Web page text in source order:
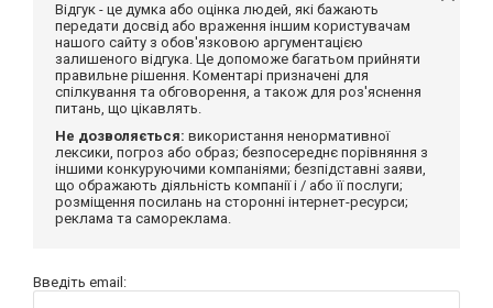
Відгук - це думка або оцінка людей, які бажають
передати досвід або враження іншим користувачам
нашого сайту з обов'язковою аргументацією
залишеного відгука. Це допоможе багатьом прийняти
правильне рішення. Коментарі призначені для
спілкування та обговорення, а також для роз'яснення
питань, що цікавлять.
Не дозволяється: використання ненормативної
лексики, погроз або образ; безпосереднє порівняння з
іншими конкуруючими компаніями; безпідставні заяви,
що ображають діяльність компанії і / або її послуги;
розміщення посилань на сторонні інтернет-ресурси;
реклама та самореклама.
Введіть email: